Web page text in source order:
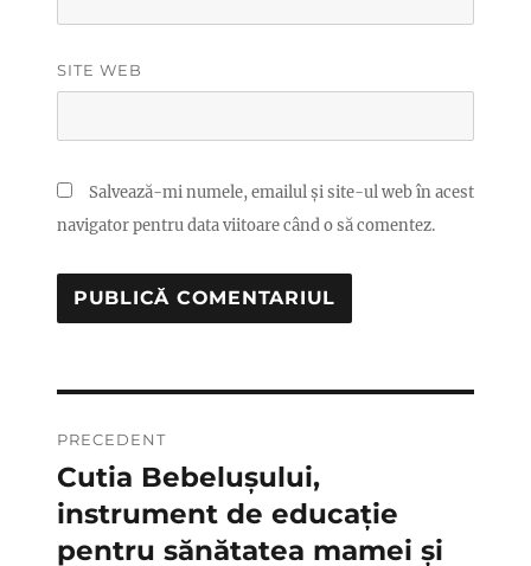
SITE WEB
Salvează-mi numele, emailul și site-ul web în acest
navigator pentru data viitoare când o să comentez.
în
articole
PRECEDENT
Articolul
anterior:
Cutia Bebelușului,
instrument de educație
pentru sănătatea mamei și